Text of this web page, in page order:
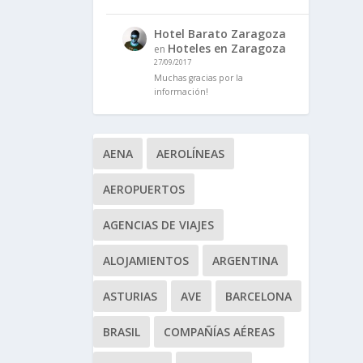
Hotel Barato Zaragoza
en Hoteles en Zaragoza
27/09/2017
Muchas gracias por la
información!
AENA AEROLÍNEAS
AEROPUERTOS
AGENCIAS DE VIAJES
ALOJAMIENTOS ARGENTINA
ASTURIAS AVE BARCELONA
BRASIL COMPAÑÍAS AÉREAS